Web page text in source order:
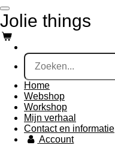
Ga
direct
naar
de
hoofdinhoud
Jolie things
Home
Webshop
Workshop
Mijn verhaal
Contact en informatie
Account